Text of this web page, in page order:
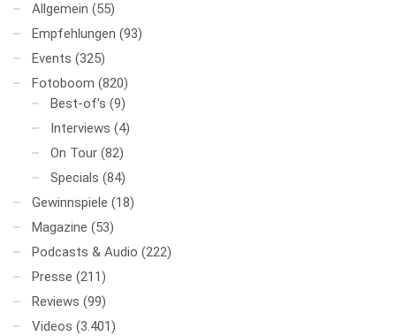
Allgemein (55)
Empfehlungen (93)
Events (325)
Fotoboom (820)
Best-of's (9)
Interviews (4)
On Tour (82)
Specials (84)
Gewinnspiele (18)
Magazine (53)
Podcasts & Audio (222)
Presse (211)
Reviews (99)
Videos (3.401)